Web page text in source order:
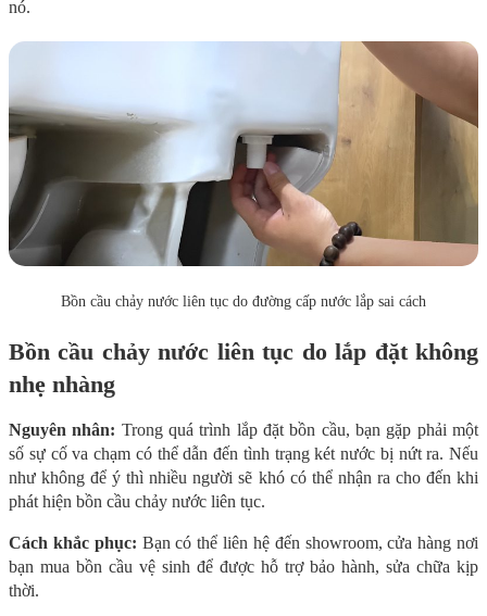
nó.
Bồn cầu chảy nước liên tục do đường cấp nước lắp sai cách
Bồn cầu chảy nước liên tục do lắp đặt không
nhẹ nhàng
Nguyên nhân: Trong quá trình lắp đặt bồn cầu, bạn gặp phải một
số sự cố va chạm có thể dẫn đến tình trạng két nước bị nứt ra. Nếu
như không để ý thì nhiều người sẽ khó có thể nhận ra cho đến khi
phát hiện bồn cầu chảy nước liên tục.
Cách khắc phục: Bạn có thể liên hệ đến showroom, cửa hàng nơi
bạn mua bồn cầu vệ sinh để được hỗ trợ bảo hành, sửa chữa kịp
thời.